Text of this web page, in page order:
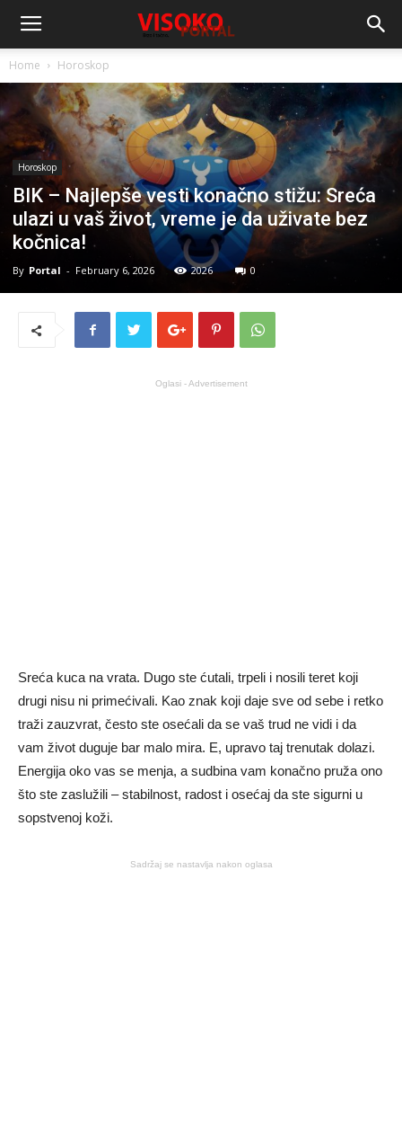
Home Horoskop
Horoskop
BIK – Najlepše vesti konačno stižu: Sreća
ulazi u vaš život, vreme je da uživate bez
kočnica!
By Portal - February 6, 2026 2026 0
Oglasi - Advertisement
Sreća kuca na vrata. Dugo ste ćutali, trpeli i nosili teret koji
drugi nisu ni primećivali. Kao znak koji daje sve od sebe i retko
traži zauzvrat, često ste osećali da se vaš trud ne vidi i da
vam život duguje bar malo mira. E, upravo taj trenutak dolazi.
Energija oko vas se menja, a sudbina vam konačno pruža ono
što ste zaslužili – stabilnost, radost i osećaj da ste sigurni u
sopstvenoj koži.
Sadržaj se nastavlja nakon oglasa